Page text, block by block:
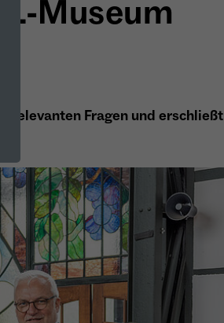
Museum
Fragen und erschließt